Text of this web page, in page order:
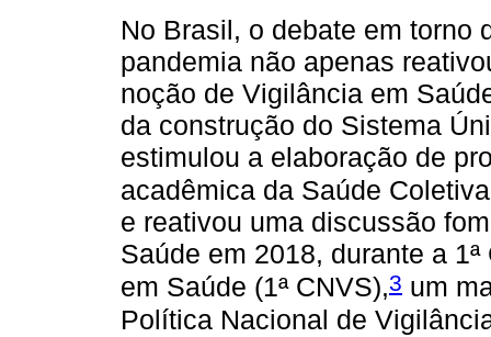
No Brasil, o debate em torno
pandemia não apenas
noção de Vigilância em
da construção do Sistema
estimulou a elaboração de
acadêmica da Saúde
e reativou uma discussão
Saúde em 2018, durante a
em Saúde (1ª CNVS),3 um
Política Nacional de